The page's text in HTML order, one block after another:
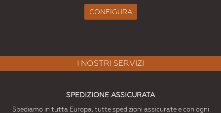
CONFIGURA
I NOSTRI SERVIZI
SPEDIZIONE ASSICURATA
Spediamo in tutta Europa, tutte spedizioni assicurate e con ogni